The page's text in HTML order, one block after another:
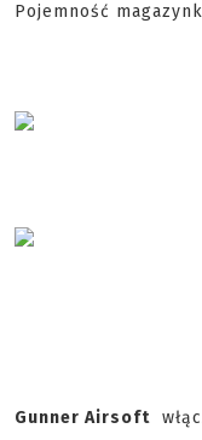
Pojemność
Gunner Airsoft